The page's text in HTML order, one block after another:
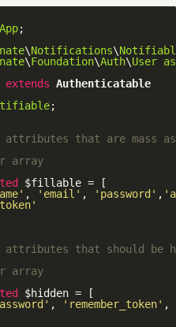
App;
\Notifications\
\Foundation\Auth\User as
extends Authenticatable
;
attributes that are mass
array
$fillable = [
, 'email' , 'password' ,
attributes that should be
array
$hidden = [
, 'remember_token' ,